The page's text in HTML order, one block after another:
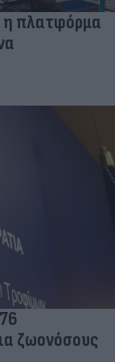
η πλατφόρμα
ζωονόσους